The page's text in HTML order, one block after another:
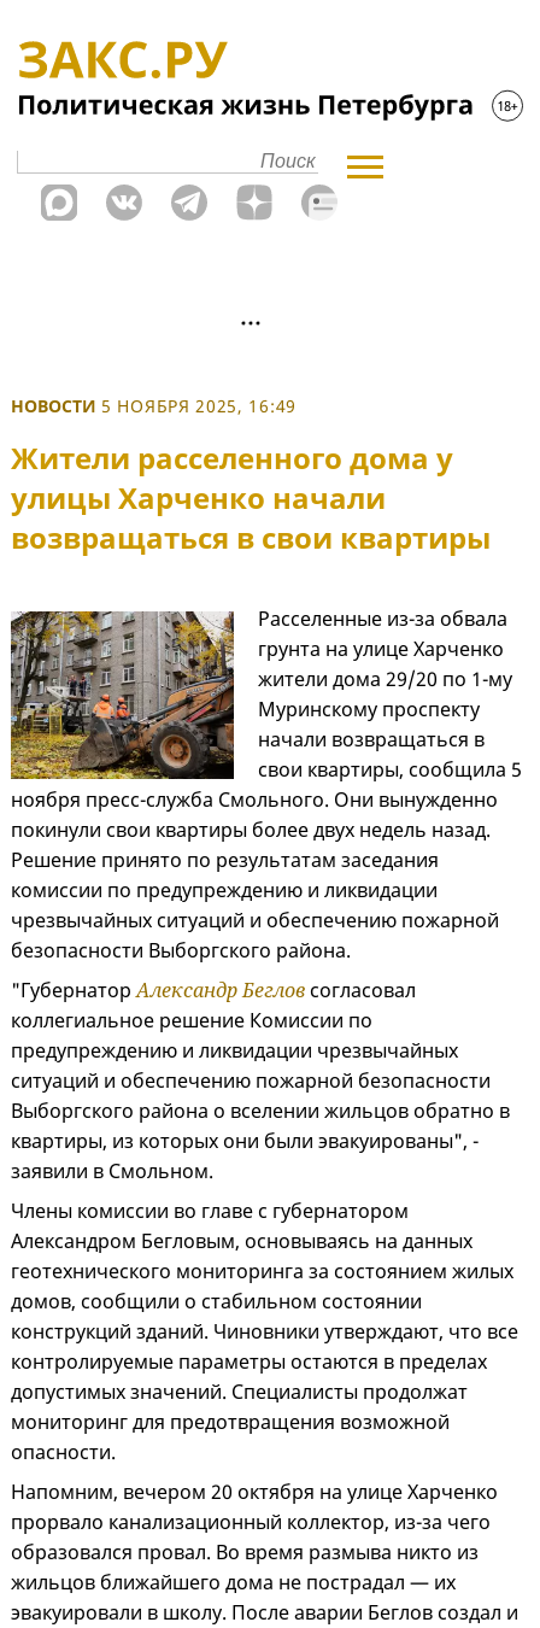
НОВОСТИ 5 НОЯБРЯ 2025, 16:49
Жители расселенного дома у
улицы Харченко начали
возвращаться в свои квартиры
Расселенные из-за обвала
грунта на улице Харченко
жители дома 29/20 по 1-му
Муринскому проспекту
начали возвращаться в
свои квартиры, сообщила 5
ноября пресс-служба Смольного. Они вынужденно
покинули свои квартиры более двух недель назад.
Решение принято по результатам заседания
комиссии по предупреждению и ликвидации
чрезвычайных ситуаций и обеспечению пожарной
безопасности Выборгского района.
"ГубернаторАлександр Бегловсогласовал
коллегиальное решение Комиссии по
предупреждению и ликвидации чрезвычайных
ситуаций и обеспечению пожарной безопасности
Выборгского района о вселении жильцов обратно в
квартиры, из которых они были эвакуированы", -
заявили в Смольном.
Члены комиссии во главе с губернатором
Александром Бегловым, основываясь на данных
геотехнического мониторинга за состоянием жилых
домов, сообщили о стабильном состоянии
конструкций зданий. Чиновники утверждают, что все
контролируемые параметры остаются в пределах
допустимых значений. Специалисты продолжат
мониторинг для предотвращения возможной
опасности.
Напомним, вечером 20 октября на улице Харченко
прорвало канализационный коллектор, из-за чего
образовался провал. Во время размыва никто из
жильцов ближайшего дома не пострадал — их
эвакуировали в школу. После аварии Беглов создал и